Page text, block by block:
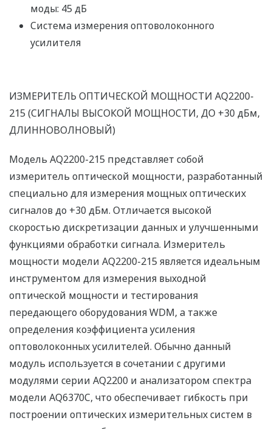
моды: 45 дБ
Система измерения оптоволоконного
усилителя
ИЗМЕРИТЕЛЬ ОПТИЧЕСКОЙ МОЩНОСТИ AQ2200-
215 (СИГНАЛЫ ВЫСОКОЙ МОЩНОСТИ, ДО +30 дБм,
ДЛИННОВОЛНОВЫЙ)
Модель AQ2200-215 представляет собой
измеритель оптической мощности, разработанный
специально для измерения мощных оптических
сигналов до +30 дБм. Отличается высокой
скоростью дискретизации данных и улучшенными
функциями обработки сигнала. Измеритель
мощности модели AQ2200-215 является идеальным
инструментом для измерения выходной
оптической мощности и тестирования
передающего оборудования WDM, а также
определения коэффициента усиления
оптоволоконных усилителей. Обычно данный
модуль используется в сочетании с другими
модулями серии AQ2200 и анализатором спектра
модели AQ6370C, что обеспечивает гибкость при
построении оптических измерительных систем в